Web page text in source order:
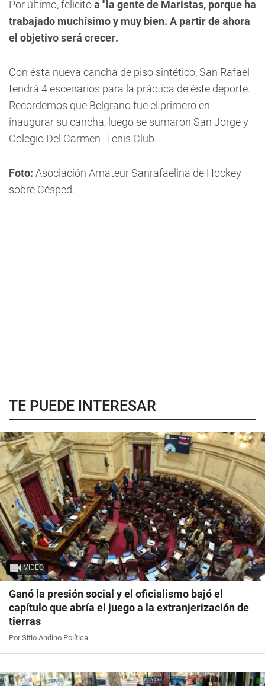
Por último, felicitóa "la gente de Maristas, porque ha
trabajado muchísimo y muy bien. A partir de ahora
el objetivo será crecer.
Con ésta nueva cancha de piso sintético, San Rafael
tendrá 4 escenarios para la práctica de éste deporte.
Recordemos que Belgrano fue el primero en
inaugurar su cancha, luego se sumaron San Jorge y
Colegio Del Carmen- Tenis Club.
Foto: Asociación Amateur Sanrafaelina de Hockey
sobre Césped.
TE PUEDE INTERESAR
VIDEO
Ganó la presión social y el oficialismo bajó el
capítulo que abría el juego a la extranjerización de
tierras
Por Sitio Andino Política